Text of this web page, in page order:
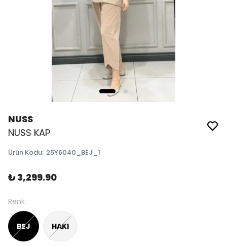
NUSS
NUSS KAP
Ürün Kodu: 25Y6040_BEJ_1
₺ 3,299.90
Renk
BEJ HAKI